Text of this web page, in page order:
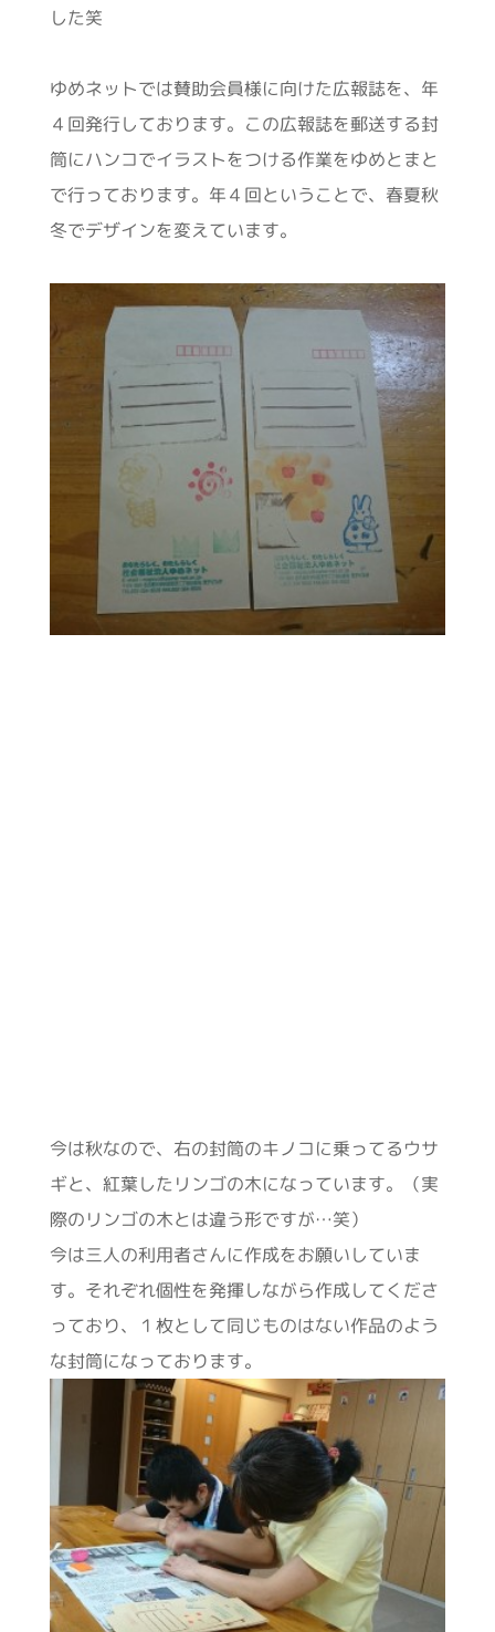
した笑
ゆめネットでは賛助会員様に向けた広報誌を、年
４回発行しております。この広報誌を郵送する封
筒にハンコでイラストをつける作業をゆめとまと
で行っております。年４回ということで、春夏秋
冬でデザインを変えています。
今は秋なので、右の封筒のキノコに乗ってるウサ
ギと、紅葉したリンゴの木になっています。（実
際のリンゴの木とは違う形ですが…笑）
今は三人の利用者さんに作成をお願いしていま
す。それぞれ個性を発揮しながら作成してくださ
っており、１枚として同じものはない作品のよう
な封筒になっております。